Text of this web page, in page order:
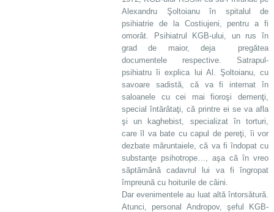
Alexandru Şoltoianu în spitalul de
psihiatrie de la Costiujeni, pentru a fi
omorât. Psihiatrul KGB-ului, un rus în
grad de maior, deja pregătea
documentele respective. Satrapul-
psihiatru îi explica lui Al. Şoltoianu, cu
savoare sadistă, că va fi internat în
saloanele cu cei mai fioroşi demenţi,
special întărâtaţi, că printre ei se va afla
şi un kaghebist, specializat în torturi,
care îl va bate cu capul de pereţi, îi vor
dezbate măruntaiele, că va fi îndopat cu
substanţe psihotrope…, aşa că în vreo
săptămână cadavrul lui va fi îngropat
împreună cu hoiturile de câini.
Dar evenimentele au luat altă întorsătură.
Atunci, personal Andropov, şeful KGB-